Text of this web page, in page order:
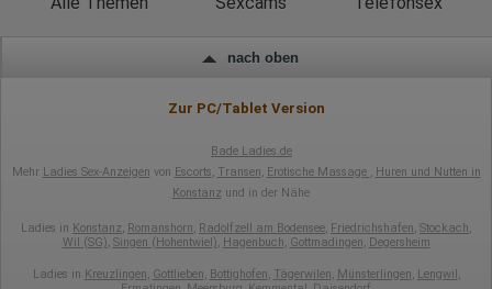
Hotjar
Wir nutzen Hotjar als Webanalysedient. Es wird verwendet, um
Daten über das Benutzerverhalten zu sammeln. Hotjar kann
Informationen verarbeiten.
Datum und Uhrzeit des Besuchs
Gerätetyp
IP-Adresse
nach oben
Zur PC/Tablet Version
Bade Ladies.de
Mehr Ladies Sex-Anzeigen von Escorts, Transen, Erotische Massage , Huren und Nutten in
Konstanz und in der Nähe
Ladies in Konstanz Romanshorn Radolfzell am Bodensee Friedrichshafen Stockach
Wil (SG) Singen (Hohentwiel) Hagenbuch Gottmadingen Degersheim
Ladies in Kreuzlingen Gottlieben Bottighofen Tägerwilen Münsterlingen Lengwil